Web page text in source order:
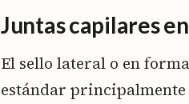
Juntas capilares
El sello lateral o en
estándar principalmente